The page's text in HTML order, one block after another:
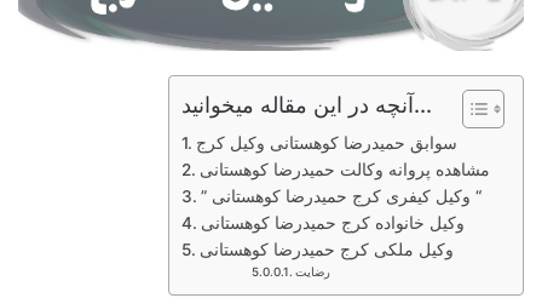
آنچه در این مقاله میخوانید...
سوابق حمیدرضا کوهستانی وکیل کرج
مشاهده پروانه وکالت حمیدرضا کوهستانی
” وکیل کیفری کرج حمیدرضا کوهستانی “
وکیل خانواده کرج حمیدرضا کوهستانی
وکیل ملکی کرج حمیدرضا کوهستانی
رضایت